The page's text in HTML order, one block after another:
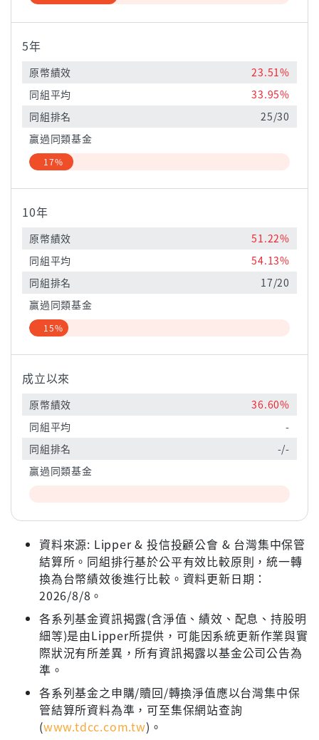
5年
原幣績效
23.51%
同組平均
33.95%
同組排名
25/30
贏過同類基金
17%
10年
原幣績效
51.22%
同組平均
54.13%
同組排名
17/20
贏過同類基金
15%
成立以來
原幣績效
36.60%
同組平均
-
同組排名
-/-
贏過同類基金
資料來源: Lipper & 投信投顧公會 & 台灣集中保管
結算所。同組排行基於公平有效比較原則，統一轉
換為台幣績效後進行比較。資料更新日期：
2026/8/8。
各系列基金資訊揭露(含淨值、績效、配息、持股明
細等)是由Lipper所提供，可能因系統更新作業與實
際狀況有所差異，所有資訊揭露以基金公司公告為
準。
各系列基金之申購/贖回/轉換淨值應以台灣集中保
管結算所資料為準，可至集保網站查詢
(www.tdcc.com.tw)。